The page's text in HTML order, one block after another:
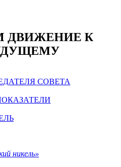
ДВИЖЕНИЕ К
СОВЕТА
никель»